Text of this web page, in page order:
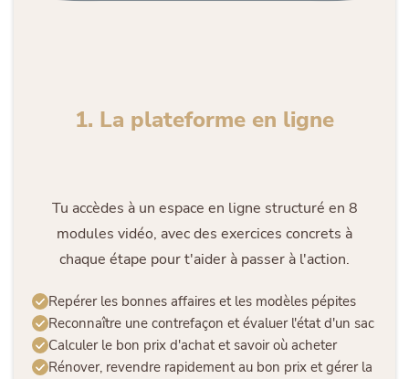
1. La plateforme en ligne
Tu accèdes à un espace en ligne structuré en 8
modules vidéo, avec des exercices concrets à
chaque étape pour t'aider à passer à l'action.
Repérer les bonnes affaires et les modèles pépites
Reconnaître une contrefaçon et évaluer l'état d'un sac
Calculer le bon prix d'achat et savoir où acheter
Rénover, revendre rapidement au bon prix et gérer la